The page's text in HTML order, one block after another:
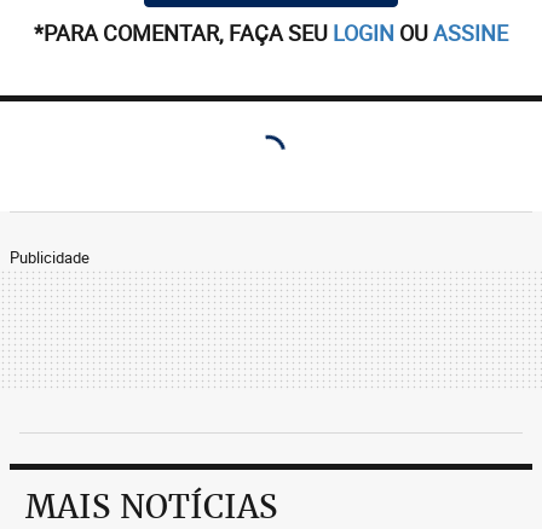
*PARA COMENTAR, FAÇA SEU LOGIN OUASSINE
Publicidade
MAIS NOTÍCIAS